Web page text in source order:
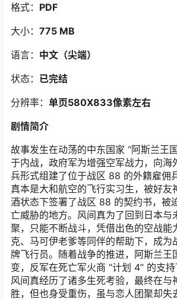
格式： PDF
大小： 775 MB
语言： 中文（尖端）
状态： 已完结
分辨率： 单页580X833像素左右
剧情简介
故事发生在动荡的中东国家 “阿斯兰王
于内战，政府军为增强空军战力，向海
兵形式组建了位于战区 88 的外籍雇佣
真本是大和航空的飞行实习生，被好友
酒状态下签署了战区 88 的契约书，被
亡威胁的地方。风间真为了回到日本与
聚，只能不断战斗，凭借出色的空战能
克、马可伊老爹等同伴的帮助下，成为
牌飞行员。随着战争的推进，阿斯兰王
变，反军在死亡军火商 “计划 4” 的支持
风间真经历了诸多生死考验，最终在与
胜，但也身受重伤，虽与恋人团聚却失